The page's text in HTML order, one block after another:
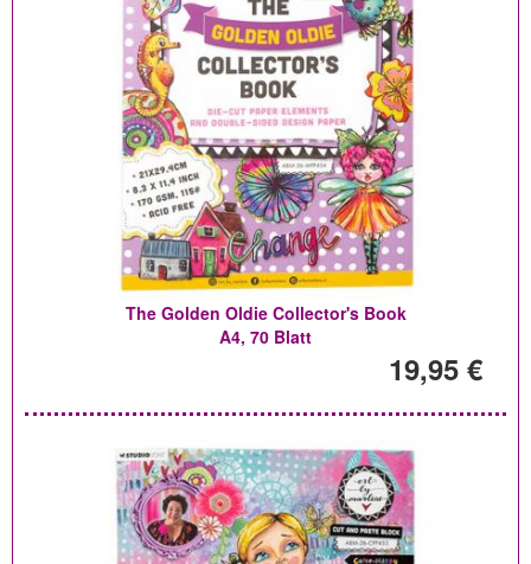
The Golden Oldie Collector's Book
A4, 70 Blatt
19,95 €